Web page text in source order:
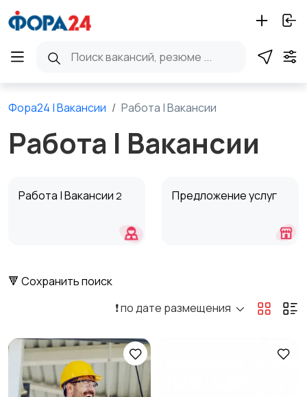
Фора24 | Вакансии Работа | Вакансии
Работа | Вакансии
Работа | Вакансии 2 Предложение услуг
🔻 Сохранить поиск
❗️ по дате размещения